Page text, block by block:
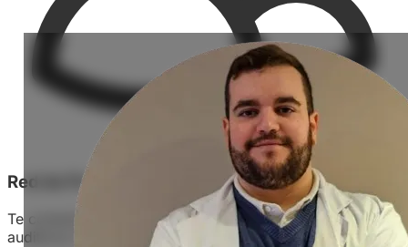
Red de Profesionales
Te conectamos con audiólogos certificados y centros
auditivos confiables.